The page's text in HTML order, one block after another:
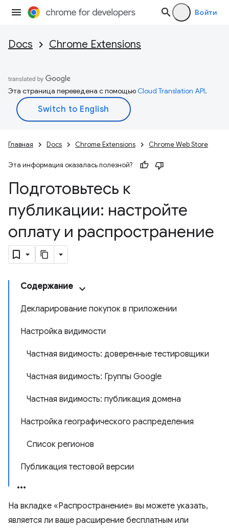
Войти
Docs Chrome Extensions
Эта страница переведена с помощьюCloud Translation API.
Главная Docs Chrome Extensions Chrome Web Store
Эта информация оказалась полезной?
Подготовьтесь к
публикации: настройте
оплату и распространение
Содержание
Декларирование покупок в приложении
Настройка видимости
Частная видимость: доверенные тестировщики
Частная видимость: Группы Google
Частная видимость: публикация домена
Настройка географического распределения
Список регионов
Публикация тестовой версии
На вкладке «Распространение» вы можете указать,
является ли ваше расширение бесплатным или